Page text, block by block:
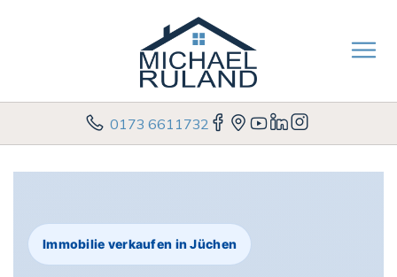
0173 6611732
Immobilie verkaufen in Jüchen